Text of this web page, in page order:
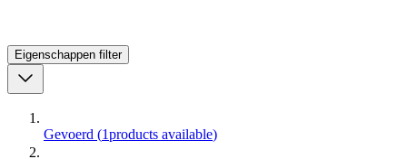
Eigenschappen filter
Gevoerd (1products available)